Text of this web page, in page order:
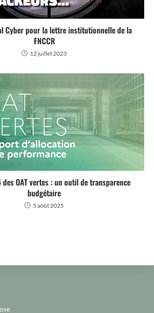
Cyber pour la lettre institutionnelle de la
FNCCR
12 juillet 2023
OAT vertes : un outil de transparence
budgétaire
5 août 2025